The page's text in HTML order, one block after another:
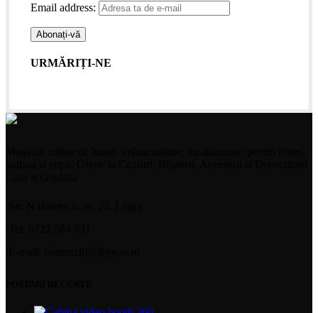
Email address:
URMĂRIȚI-NE